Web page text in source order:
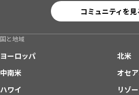
コミュニティを見
国と地域
ヨーロッパ
北米
中南米
オセ
ハワイ
リゾ